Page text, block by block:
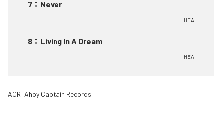
7 ： Never
HEA
8 ： Living In A Dream
HEA
ACR "Ahoy Captain Records"